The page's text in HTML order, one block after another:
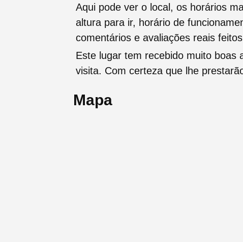
Aqui pode ver o local, os horários
altura para ir, horário de
comentários e avaliações reais
Este lugar tem recebido muito boas
visita. Com certeza que lhe
Mapa